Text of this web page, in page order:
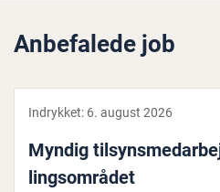
Anbefalede job
Indrykket: 6. august 2026
Myndig
lings­om­rå­det